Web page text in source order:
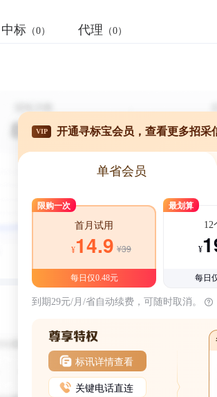
中标 （0） 代理 （0）
VIP 开通寻标宝会员，查看更多招采
单省会员
限购一次
首月试用
¥14.9 ¥39
每日仅0.48元
最划算
12
¥
每日
到期29元/月/省自动续费，可随时取消。
标讯详情查看
关键电话直连